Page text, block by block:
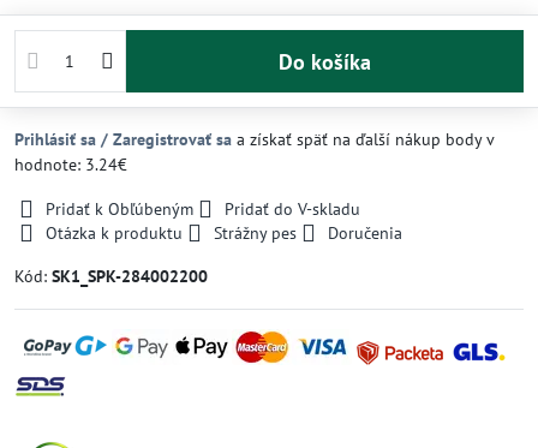
Do košíka
Prihlásiť sa / Zaregistrovať sa a získať späť na ďalší nákup body v
hodnote: 3.24€
Pridať k Obľúbeným
Pridať do V-skladu
Otázka k produktu
Strážny pes
Doručenia
Kód: SK1_SPK-284002200